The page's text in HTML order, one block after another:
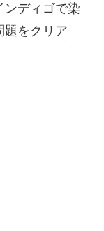
ンディゴで染
題をクリア